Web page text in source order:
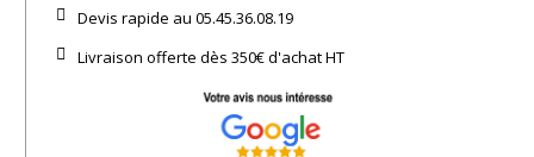
Devis rapide au 05.45.36.08.19​
Livraison offerte dès 350€ d'achat​ HT